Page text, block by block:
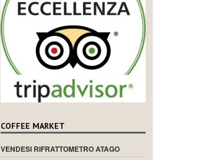
COFFEE MARKET
VENDESI RIFRATTOMETRO ATAGO